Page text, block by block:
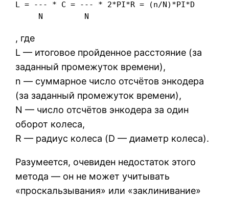
L = --- * C = --- * 2*PI*R = (n/N)*PI*D
, где
L — итоговое пройденное расстояние (за
заданный промежуток времени),
n — суммарное число отсчётов энкодера
(за заданный промежуток времени),
N — число отсчётов энкодера за один
оборот колеса,
R — радиус колеса (D — диаметр колеса).
Разумеется, очевиден недостаток этого
метода — он не может учитывать
«проскальзывания» или «заклинивание»